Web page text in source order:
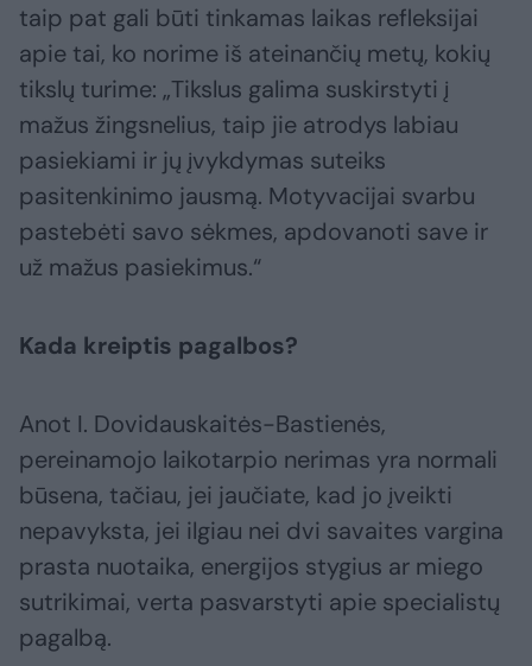
taip pat gali būti tinkamas laikas refleksijai
apie tai, ko norime iš ateinančių metų, kokių
tikslų turime: „Tikslus galima suskirstyti į
mažus žingsnelius, taip jie atrodys labiau
pasiekiami ir jų įvykdymas suteiks
pasitenkinimo jausmą. Motyvacijai svarbu
pastebėti savo sėkmes, apdovanoti save ir
už mažus pasiekimus.“
Kada kreiptis pagalbos?
Anot I. Dovidauskaitės-Bastienės,
pereinamojo laikotarpio nerimas yra normali
būsena, tačiau, jei jaučiate, kad jo įveikti
nepavyksta, jei ilgiau nei dvi savaites vargina
prasta nuotaika, energijos stygius ar miego
sutrikimai, verta pasvarstyti apie specialistų
pagalbą.